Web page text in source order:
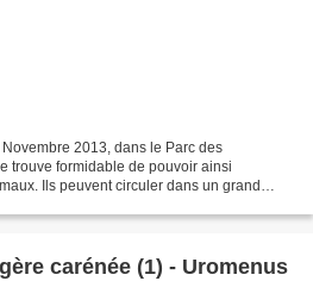
2013, dans le Parc des
trouve formidable de pouvoir ainsi
Ils peuvent circuler dans un grand
carénée (1) - Uromenus